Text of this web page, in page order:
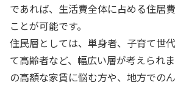
であれば、生活費全体に占める住居
ことが可能です。
住民層としては、単身者、子育て世
て高齢者など、幅広い層が考えられ
の高額な家賃に悩む方や、地方での